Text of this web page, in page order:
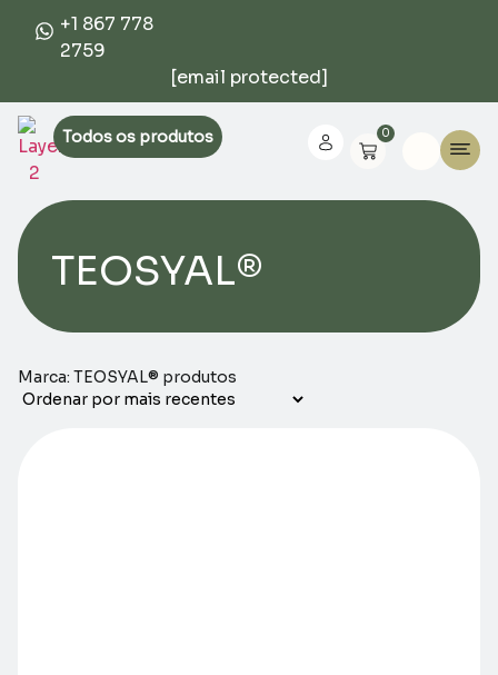
+1 867 778
2759
[email protected]
Todos os produtos 0
TEOSYAL®
Marca: TEOSYAL® produtos